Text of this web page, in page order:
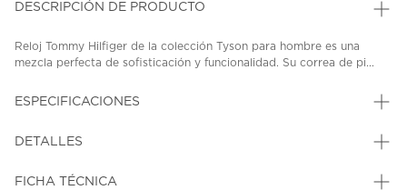
DESCRIPCIÓN DE PRODUCTO
Reloj Tommy Hilfiger de la colección Tyson para hombre es una
mezcla perfecta de sofisticación y funcionalidad. Su correa de pi...
ESPECIFICACIONES
DETALLES
FICHA TÉCNICA